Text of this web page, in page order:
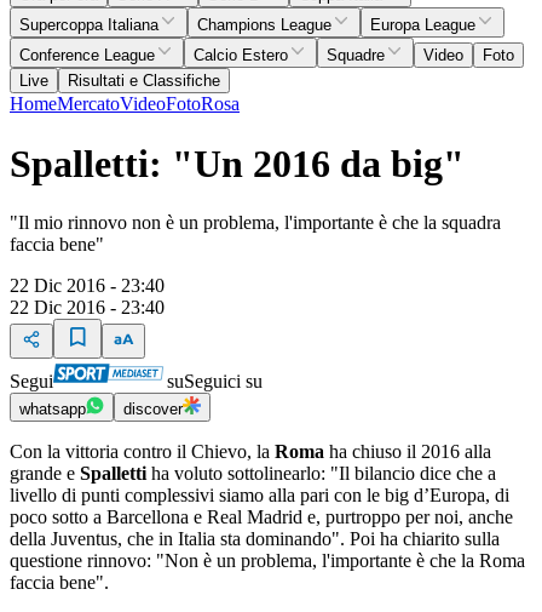
Supercoppa Italiana
Champions League
Europa League
Conference League
Calcio Estero Squadre Video
Foto
Live
Risultati e Classifiche
HomeMercatoVideoFotoRosa
Spalletti: "Un 2016 da big"
"Il mio rinnovo non è un problema, l'importante è che la squadra
faccia bene"
22 Dic 2016 - 23:40
22 Dic 2016 - 23:40
Segui suSeguici su
whatsapp discover
Con la vittoria contro il Chievo, la Roma ha chiuso il 2016 alla
grande e Spalletti ha voluto sottolinearlo: "Il bilancio dice che a
livello di punti complessivi siamo alla pari con le big d’Europa, di
poco sotto a Barcellona e Real Madrid e, purtroppo per noi, anche
della Juventus, che in Italia sta dominando". Poi ha chiarito sulla
questione rinnovo: "Non è un problema, l'importante è che la Roma
faccia bene".